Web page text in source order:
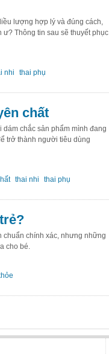
lượng hợp lý và đúng cách,
ư? Thông tin sau sẽ thuyết phục
nhi thai phụ
chất
chắc sản phẩm mình đang
trở thành người tiêu dùng
thai nhi thai phụ
chuẩn chính xác, nhưng những
cho bé.